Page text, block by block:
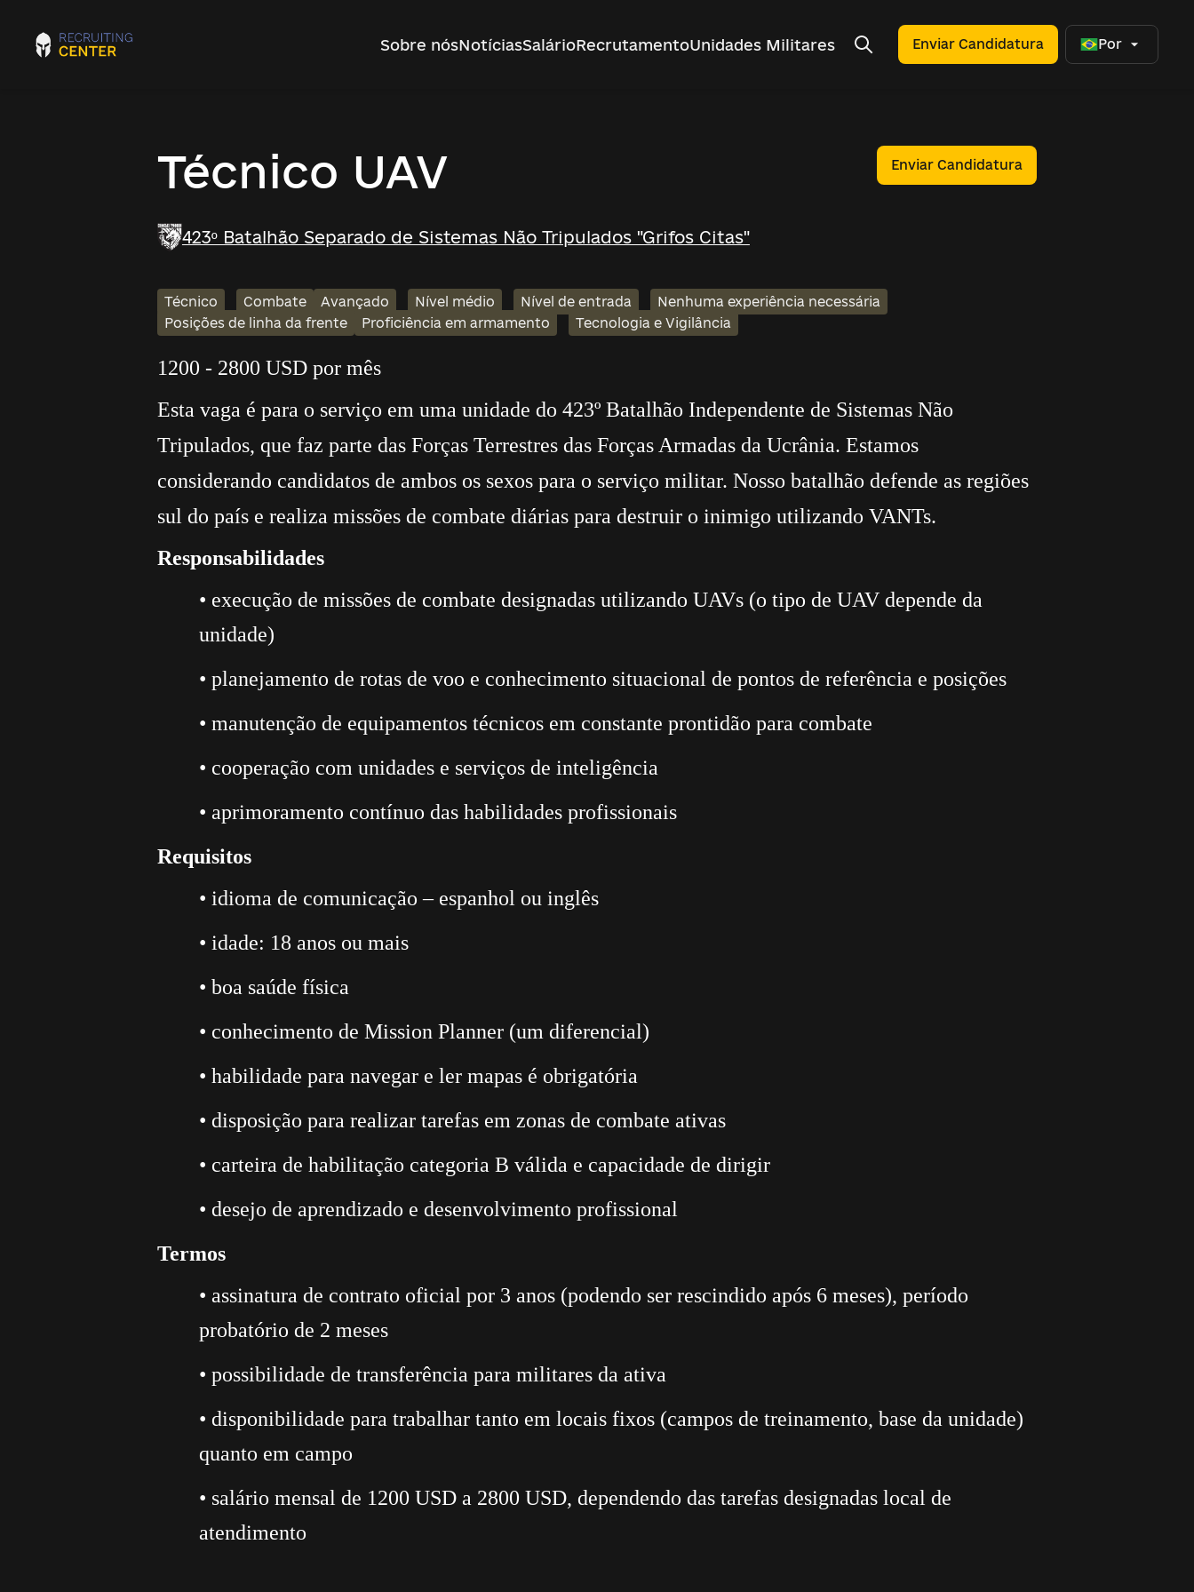
Sobre nósNotíciasSalárioRecrutamentoUnidades Militares Enviar Candidatura Por
Técnico UAV Enviar Candidatura
423º Batalhão Separado de Sistemas Não Tripulados "Grifos Citas"
Técnico Combate Avançado Nível médio Nível de entrada
Nenhuma experiência necessária
Posições de linha da frente
Proficiência em armamento Tecnologia e Vigilância
1200 - 2800 USD por mês
Esta vaga é para o serviço em uma unidade do 423º Batalhão Independente de Sistemas Não
Tripulados, que faz parte das Forças Terrestres das Forças Armadas da Ucrânia. Estamos
considerando candidatos de ambos os sexos para o serviço militar. Nosso batalhão defende as regiões
sul do país e realiza missões de combate diárias para destruir o inimigo utilizando VANTs.
Responsabilidades
• execução de missões de combate designadas utilizando UAVs (o tipo de UAV depende da
unidade)
• planejamento de rotas de voo e conhecimento situacional de pontos de referência e posições
• manutenção de equipamentos técnicos em constante prontidão para combate
• cooperação com unidades e serviços de inteligência
• aprimoramento contínuo das habilidades profissionais
Requisitos
• idioma de comunicação – espanhol ou inglês
• idade: 18 anos ou mais
• boa saúde física
• conhecimento de Mission Planner (um diferencial)
• habilidade para navegar e ler mapas é obrigatória
• disposição para realizar tarefas em zonas de combate ativas
• carteira de habilitação categoria B válida e capacidade de dirigir
• desejo de aprendizado e desenvolvimento profissional
Termos
• assinatura de contrato oficial por 3 anos (podendo ser rescindido após 6 meses), período
probatório de 2 meses
• possibilidade de transferência para militares da ativa
• disponibilidade para trabalhar tanto em locais fixos (campos de treinamento, base da unidade)
quanto em campo
• salário mensal de 1200 USD a 2800 USD, dependendo das tarefas designadas local de
atendimento